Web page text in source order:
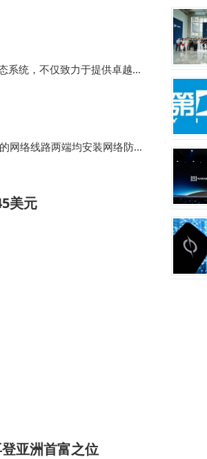
系统，不仅致力于提供卓越的
违规…
网络线路两端均安装网络防雷
…
美元
亚洲首富之位